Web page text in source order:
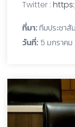
Twitter :
ที่มา:ทีมประชา
วันที่: 5 มกราค